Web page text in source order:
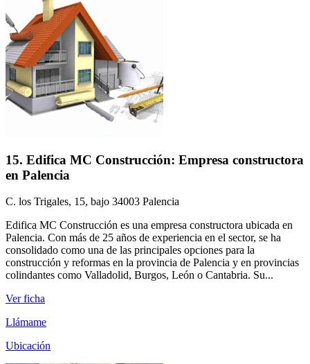
15. Edifica MC Construcción: Empresa constructora
en Palencia
C. los Trigales, 15, bajo 34003 Palencia
Edifica MC Construcción es una empresa constructora ubicada en
Palencia. Con más de 25 años de experiencia en el sector, se ha
consolidado como una de las principales opciones para la
construcción y reformas en la provincia de Palencia y en provincias
colindantes como Valladolid, Burgos, León o Cantabria. Su...
Ver ficha
Llámame
Ubicación